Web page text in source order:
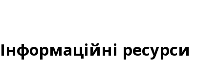
Інформаційні ресурси